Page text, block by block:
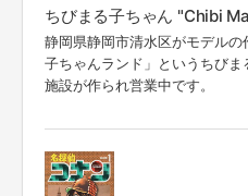
ちびまる子ちゃん "Chibi
静岡県静岡市清水区がモデル
子ちゃんランド」というちび
施設が作られ営業中です。